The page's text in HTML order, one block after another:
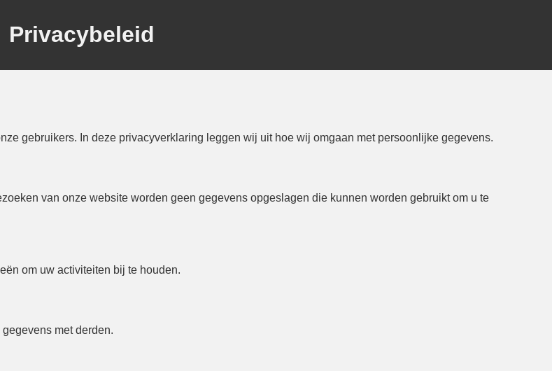
Privacybeleid
gebruikers. In deze privacyverklaring leggen wij uit hoe wij omgaan met persoonlijke gegevens.
van onze website worden geen gegevens opgeslagen die kunnen worden gebruikt om u te
om uw activiteiten bij te houden.
met derden.